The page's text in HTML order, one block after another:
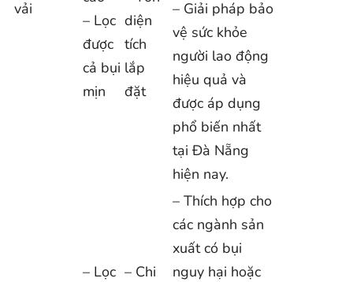
vải
– Lọc
được
cả bụi
mịn
diện
tích
lắp
đặt
– Giải pháp bảo
vệ sức khỏe
người lao động
hiệu quả và
được áp dụng
phổ biến nhất
tại Đà Nẵng
hiện nay.
– Lọc – Chi
– Thích hợp cho
các ngành sản
xuất có bụi
nguy hại hoặc